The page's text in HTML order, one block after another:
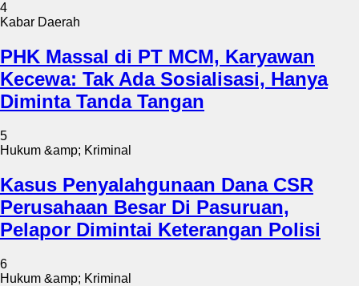
4
Kabar Daerah
PHK Massal di PT MCM, Karyawan
Kecewa: Tak Ada Sosialisasi, Hanya
Diminta Tanda Tangan
5
Hukum &amp; Kriminal
Kasus Penyalahgunaan Dana CSR
Perusahaan Besar Di Pasuruan,
Pelapor Dimintai Keterangan Polisi
6
Hukum &amp; Kriminal